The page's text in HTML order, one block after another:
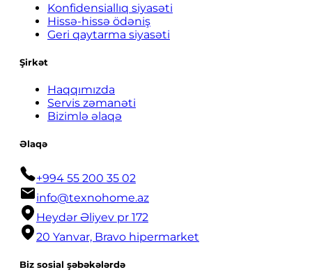
Konfidensiallıq siyasəti
Hissə-hissə ödəniş
Geri qaytarma siyasəti
Şirkət
Haqqımızda
Servis zəmanəti
Bizimlə əlaqə
Əlaqə
+994 55 200 35 02
info@texnohome.az
Heydər Əliyev pr 172
20 Yanvar, Bravo hipermarket
Biz sosial şəbəkələrdə